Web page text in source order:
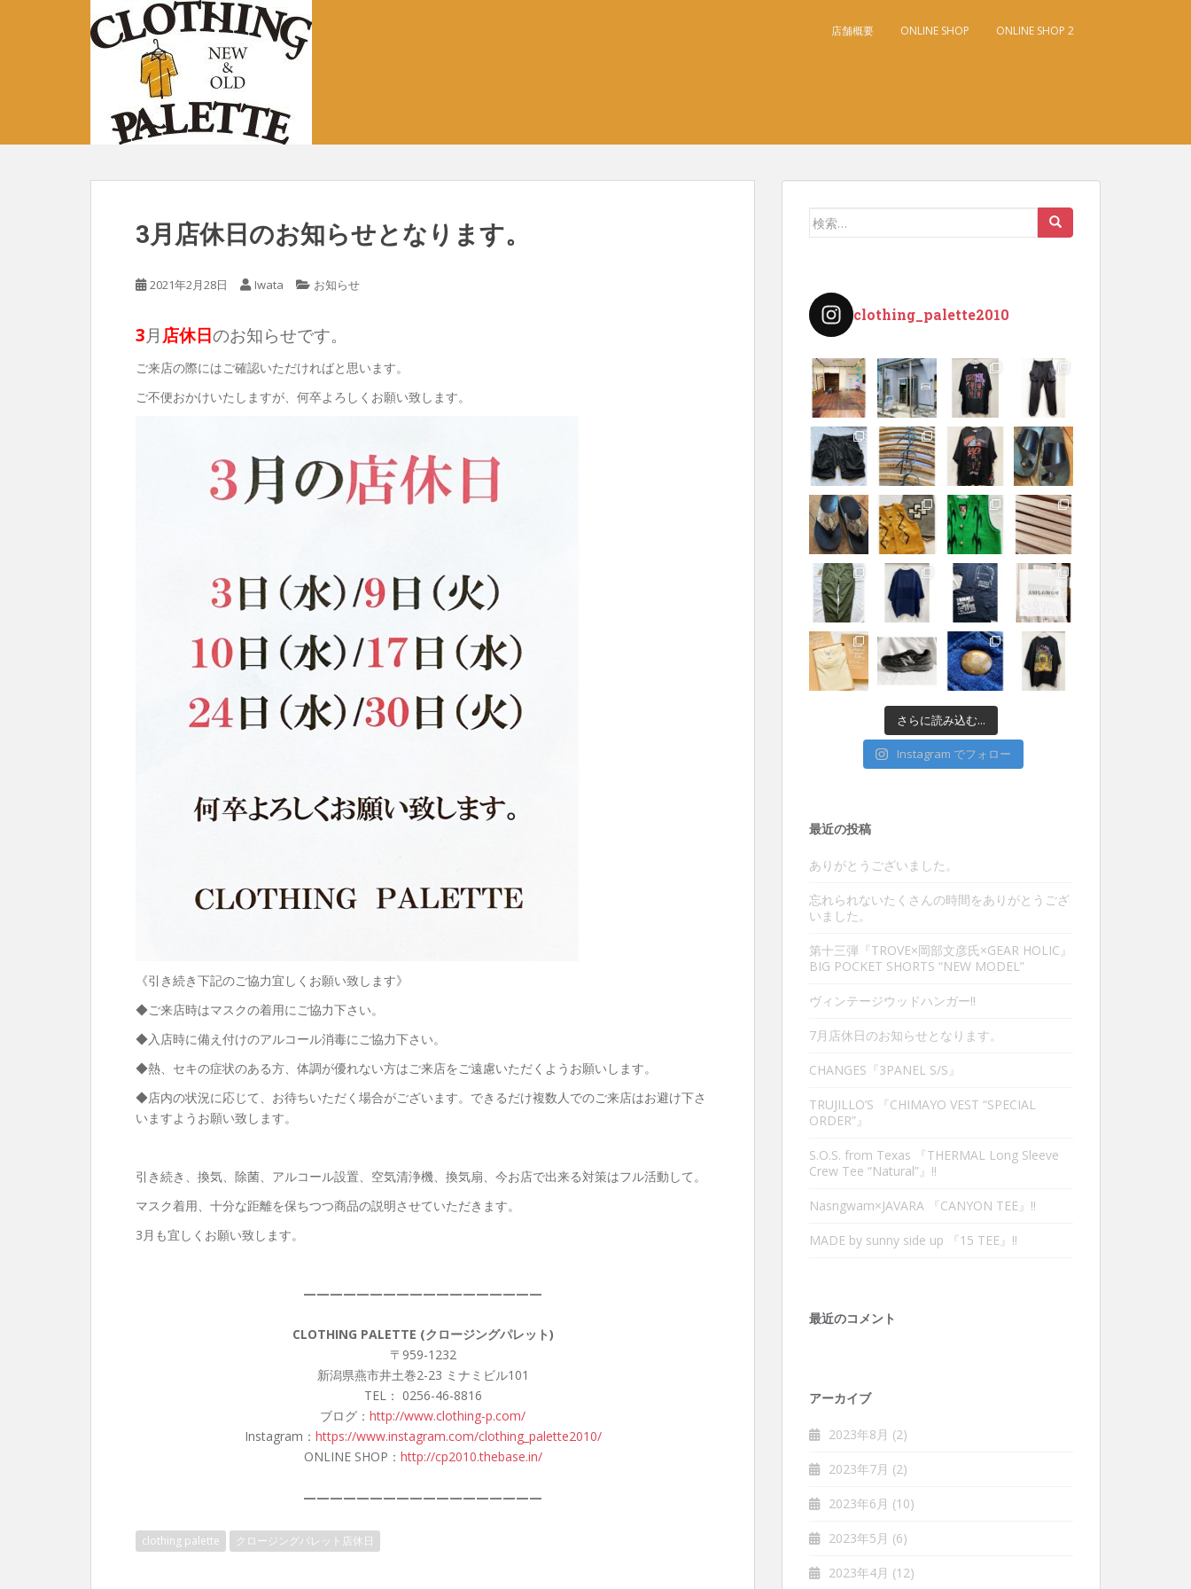
店舗概要 ONLINE SHOP ONLINE SHOP 2
3月店休日のお知らせとなります。
2021年2月28日 Iwata お知らせ
3月 店休日のお知らせです。
ご来店の際にはご確認いただければと思います。
ご不便おかけいたしますが、何卒よろしくお願い致します。
《引き続き下記のご協力宜しくお願い致します》
◆ご来店時はマスクの着用にご協力下さい。
◆入店時に備え付けのアルコール消毒にご協力下さい。
◆熱、セキの症状のある方、体調が優れない方はご来店をご遠慮いただくようお願いします。
◆店内の状況に応じて、お待ちいただく場合がございます。できるだけ複数人でのご来店はお避け下さ
いますようお願い致します。
引き続き、換気、除菌、アルコール設置、空気清浄機、換気扇、今お店で出来る対策はフル活動して。
マスク着用、十分な距離を保ちつつ商品の説明させていただきます。
3月も宜しくお願い致します。
——————————————————
CLOTHING PALETTE (クロージングパレット)
〒959-1232
新潟県燕市井土巻2-23 ミナミビル101
TEL： 0256-46-8816
ブログ： http://www.clothing-p.com/
Instagram： https://www.instagram.com/clothing_palette2010/
ONLINE SHOP： http://cp2010.thebase.in/
——————————————————
clothing palette クロージングパレット店休日
検
clothing_palette2010
さらに読み込む...
Instagram でフォロー
最近の投稿
ありがとうございました。
忘れられないたくさんの時間をありがとうござ
いました。
第十三弾『TROVE×岡部文彦氏×GEAR HOLIC』
BIG POCKET SHORTS “NEW MODEL”
ヴィンテージウッドハンガー‼︎
7月店休日のお知らせとなります。
CHANGES『3PANEL S/S』
TRUJILLO’S 『CHIMAYO VEST “SPECIAL
ORDER”』
S.O.S. from Texas 『THERMAL Long Sleeve
Crew Tee “Natural”』‼︎
Nasngwam×JAVARA 『CANYON TEE』‼︎
MADE by sunny side up 『15 TEE』‼︎
最近のコメント
アーカイブ
2023年8月 (2)
2023年7月 (2)
2023年6月 (10)
2023年5月 (6)
2023年4月 (12)